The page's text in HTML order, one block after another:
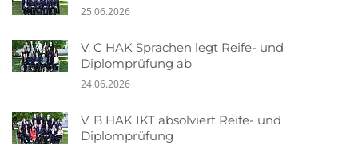
25.06.2026
V. C HAK Sprachen legt Reife- und
Diplomprüfung ab
24.06.2026
V. B HAK IKT absolviert Reife- und
Diplomprüfung